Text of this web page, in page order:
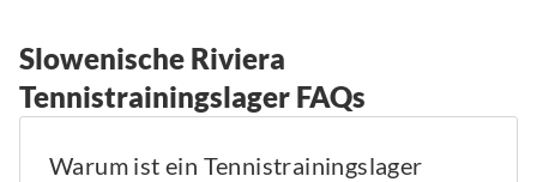
Slowenische Riviera
Tennistrainingslager FAQs
Warum ist ein Tennistrainingslager